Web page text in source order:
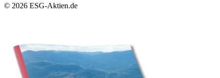
© 2026 ESG-Aktien.de